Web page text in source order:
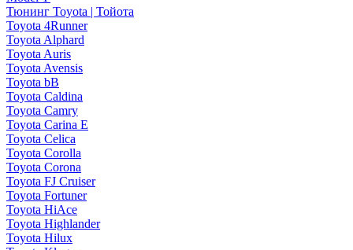
Тюнинг Toyota | Тойота
Toyota 4Runner
Toyota Alphard
Toyota Auris
Toyota Avensis
Toyota bB
Toyota Caldina
Toyota Camry
Toyota Carina E
Toyota Celica
Toyota Corolla
Toyota Corona
Toyota FJ Cruiser
Toyota Fortuner
Toyota HiAce
Toyota Highlander
Toyota Hilux